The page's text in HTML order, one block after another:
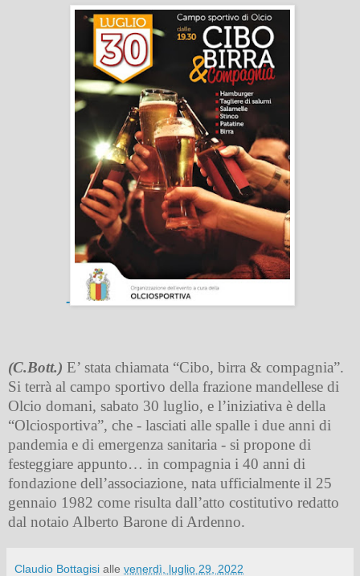
-
(C.Bott.) E’ stata chiamata “Cibo, birra & compagnia”.
Si terrà al campo sportivo della frazione mandellese di
Olcio domani, sabato 30 luglio, e l’iniziativa è della
“Olciosportiva”, che - lasciati alle spalle i due anni di
pandemia e di emergenza sanitaria - si propone di
festeggiare appunto… in compagnia i 40 anni di
fondazione dell’associazione, nata ufficialmente il 25
gennaio 1982 come risulta dall’atto costitutivo redatto
dal notaio Alberto Barone di Ardenno.
Claudio Bottagisi alle venerdì, luglio 29, 2022